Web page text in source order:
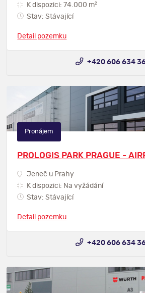
K dispozici: 74.000 m2
Stav: Stávající
Detail pozemku
+420 606 634
PROLOGIS PARK PRAGUE -
Jeneč u Prahy
K dispozici: Na vyžádání
Stav: Stávající
Detail pozemku
Pronájem
+420 606 634